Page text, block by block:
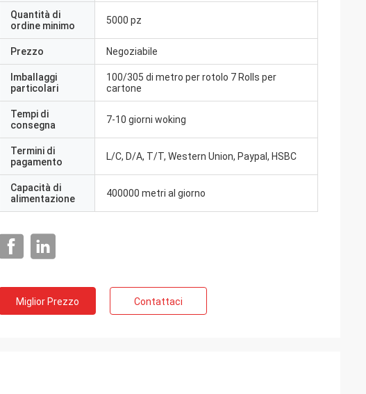
Quantità di
ordine minimo
5000 pz
Prezzo Negoziabile
Imballaggi
particolari
100/305 di metro per rotolo 7 Rolls per
cartone
Tempi di
consegna
7-10 giorni woking
Termini di
pagamento
L/C, D/A, T/T, Western Union, Paypal, HSBC
Capacità di
alimentazione
400000 metri al giorno
Miglior Prezzo Contattaci